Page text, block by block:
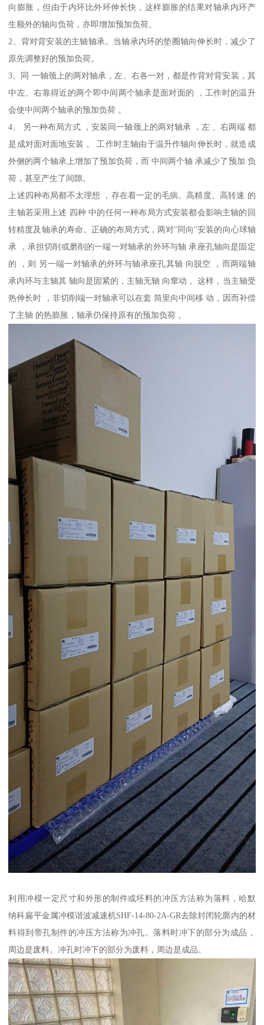
向膨胀，但由于内环比外环伸长快，这样膨胀的结果对轴承内环产
生额外的轴向负荷，亦即增加预加负荷。
2、背对背安装的主轴轴承。当轴承内环的垫圈轴向伸长时，减少了
原先调整好的预加负荷。
3、同 一轴颈上的两对轴承，左、右各一对，都是作背对背安装，其
中左、右靠得近的两个即中间两个轴承是面对面的 ，工作时的温升
会使中间两个轴承的预加负荷 。
4、 另一种布局方式 ，安装同一轴颈上的两对轴承 ，左 、右两端 都
是成对面对面地安装 。 工作时主轴由于温升作轴向伸长时，就造成
外侧的两个轴承上增加了预加负荷，而 中间两个轴 承减少了预加 负
荷，甚至产生了间隙。
上述四种布局都不太理想 ，存在着一定的毛病。高精度、高转速 的
主轴若采用上述 四种 中的任何一种布局方式安装都会影响主轴的回
转精度及轴承的寿命。正确的布局方式，两对"同向''安装的向心球轴
承 ，承担切削或磨削的一端一对轴承的外环与轴 承座孔轴向是固定
的 ，则 另一端一对轴承的外环与轴承座孔其轴 向脱空 ，而两端轴
承内环与主轴其 轴向是固紧的，主轴无轴 向窜动 。这样，当主轴受
热伸长时 ，非切削端一对轴承可以在套 筒里向中间移 动，因而补偿
了主轴 的热膨胀，轴承仍保持原有的预加负荷 。
利用冲模一定尺寸和外形的制件或坯料的冲压方法称为落料，哈默
纳科扁平金属冲模谐波减速机SHF-14-80-2A-GR去除封闭轮廓内的材
料得到带孔制件的冲压方法称为冲孔。落料时冲下的部分为成品，
周边是废料。冲孔时冲下的部分为废料，周边是成品。